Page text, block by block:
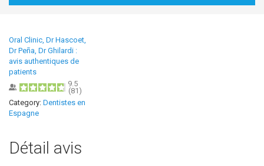
Oral Clinic, Dr Hascoet,
Dr Peña, Dr Ghilardi :
avis authentiques de
patients
9.5
(81 )
Category: Dentistes en
Espagne
Détail avis